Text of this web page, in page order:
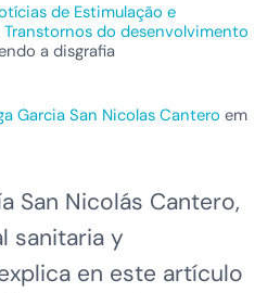
de Estimulação e
Transtornos do desenvolvimento
a disgrafia
Garcia San Nicolas Cantero em
San Nicolás Cantero,
sanitaria y
en este artículo